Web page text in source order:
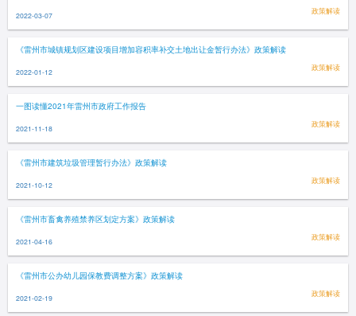
2022-03-07 政策解读
《雷州市城镇规划区建设项目增加容积率补交土地出让金暂行办法》政策解读
2022-01-12 政策解读
一图读懂2021年雷州市政府工作报告
2021-11-18 政策解读
《雷州市建筑垃圾管理暂行办法》政策解读
2021-10-12 政策解读
《雷州市畜禽养殖禁养区划定方案》政策解读
2021-04-16 政策解读
《雷州市公办幼儿园保教费调整方案》政策解读
2021-02-19 政策解读